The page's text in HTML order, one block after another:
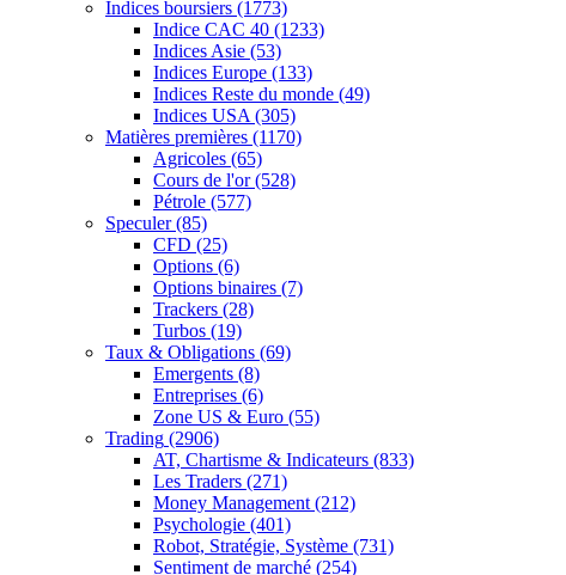
Indices boursiers (1773)
Indice CAC 40 (1233)
Indices Asie (53)
Indices Europe (133)
Indices Reste du monde (49)
Indices USA (305)
Matières premières (1170)
Agricoles (65)
Cours de l'or(528)
Pétrole (577)
Speculer(85)
CFD (25)
Options (6)
Options binaires (7)
Trackers (28)
Turbos (19)
Taux & Obligations (69)
Emergents (8)
Entreprises (6)
Zone US & Euro (55)
Trading (2906)
AT, Chartisme & Indicateurs (833)
Les Traders (271)
Money Management (212)
Psychologie (401)
Robot, Stratégie, Système (731)
Sentiment de marché (254)